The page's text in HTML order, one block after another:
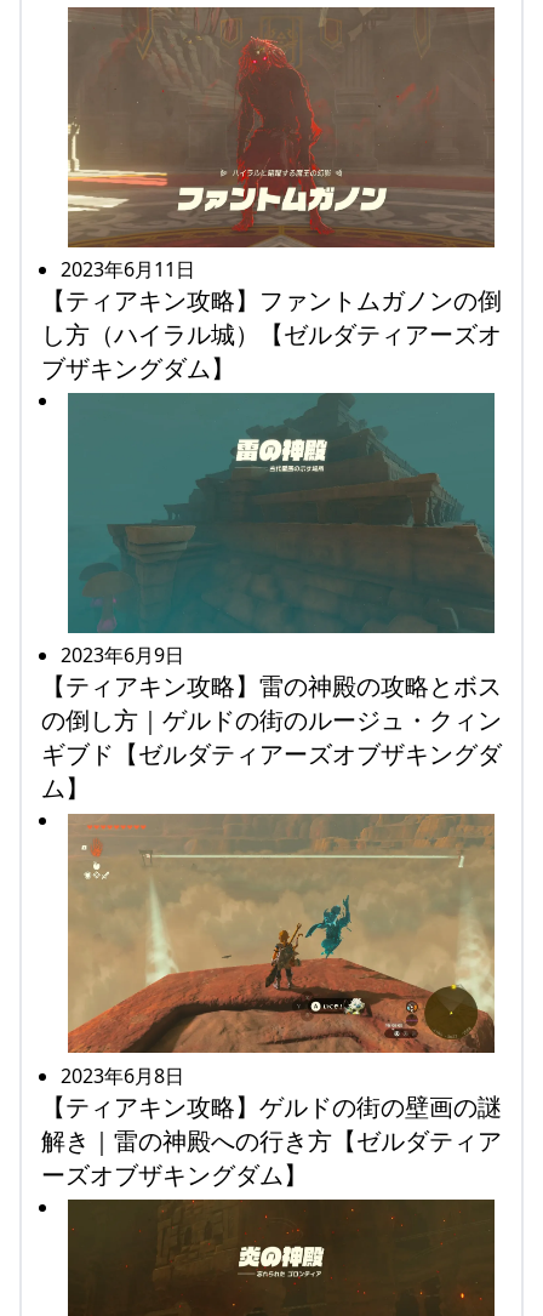
2023年6月11日
【ティアキン攻略】ファントムガノンの倒
し方（ハイラル城）【ゼルダティアーズオ
ブザキングダム】
2023年6月9日
【ティアキン攻略】雷の神殿の攻略とボス
の倒し方｜ゲルドの街のルージュ・クィン
ギブド【ゼルダティアーズオブザキングダ
ム】
2023年6月8日
【ティアキン攻略】ゲルドの街の壁画の謎
解き｜雷の神殿への行き方【ゼルダティア
ーズオブザキングダム】